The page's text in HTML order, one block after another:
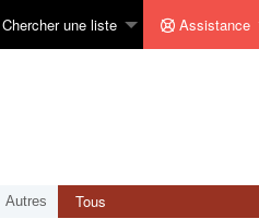
Chercher une liste Assistance
Autres Tous